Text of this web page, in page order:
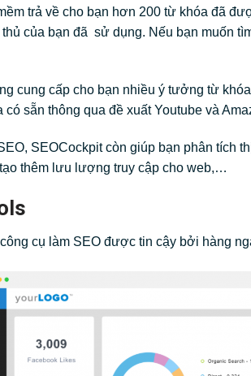
trả về cho bạn hơn 200 từ khóa đã
của bạn đã sử dụng. Nếu bạn muốn
cung cấp cho bạn nhiều ý tưởng từ
sẵn thông qua đề xuất Youtube và
SEOCockpit còn giúp bạn phân tích
thêm lưu lượng truy cập cho web,…
cụ làm SEO được tin cậy bởi hàng